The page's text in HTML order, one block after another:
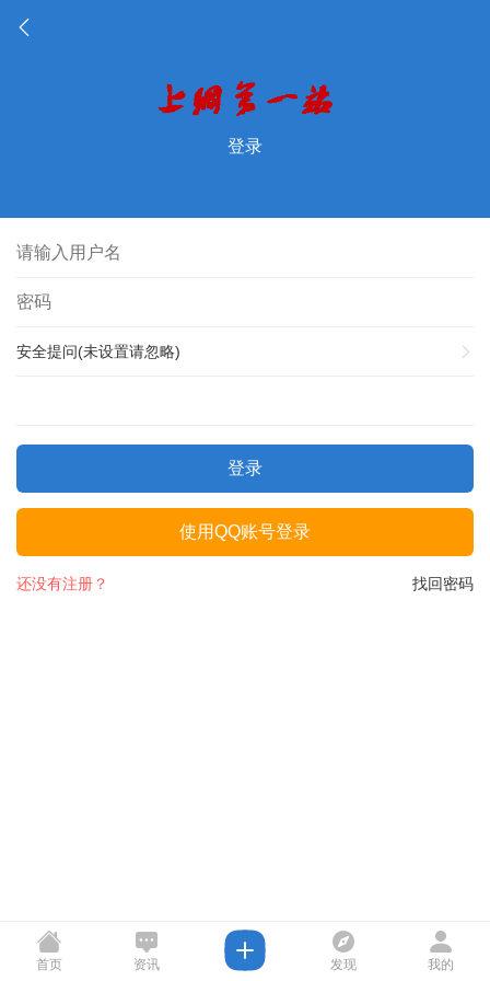
登录
安全提问(未设置请忽略)
登录
使用QQ账号登录
找回密码
还没有注册？
首页 资讯 发现 我的